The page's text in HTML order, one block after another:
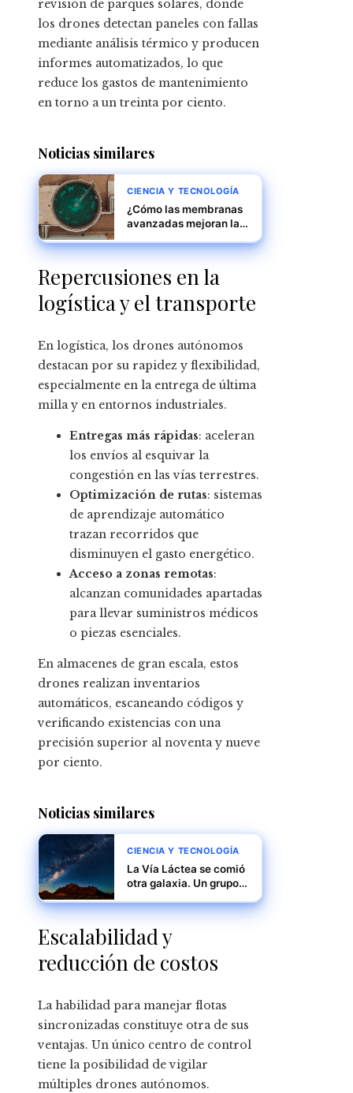
revisión de parques solares, donde
los drones detectan paneles con fallas
mediante análisis térmico y producen
informes automatizados, lo que
reduce los gastos de mantenimiento
en torno a un treinta por ciento.
Noticias similares
CIENCIA Y TECNOLOGÍA
¿Cómo las membranas
avanzadas mejoran la
tratamiento de agua?
Repercusiones en la
logística y el transporte
En logística, los drones autónomos
destacan por su rapidez y flexibilidad,
especialmente en la entrega de última
milla y en entornos industriales.
Entregas más rápidas: aceleran
los envíos al esquivar la
congestión en las vías terrestres.
Optimización de rutas: sistemas
de aprendizaje automático
trazan recorridos que
disminuyen el gasto energético.
Acceso a zonas remotas:
alcanzan comunidades apartadas
para llevar suministros médicos
o piezas esenciales.
En almacenes de gran escala, estos
drones realizan inventarios
automáticos, escaneando códigos y
verificando existencias con una
precisión superior al noventa y nueve
por ciento.
Noticias similares
CIENCIA Y TECNOLOGÍA
La Vía Láctea se comió
otra galaxia. Un grupo
haber hallado los restos
Escalabilidad y
reducción de costos
La habilidad para manejar flotas
sincronizadas constituye otra de sus
ventajas. Un único centro de control
tiene la posibilidad de vigilar
múltiples drones autónomos.